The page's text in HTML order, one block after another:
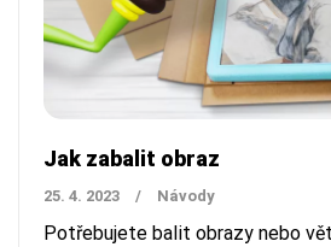
Jak zabalit obraz
25. 4. 2023 / Návody
Potřebujete balit obrazy nebo